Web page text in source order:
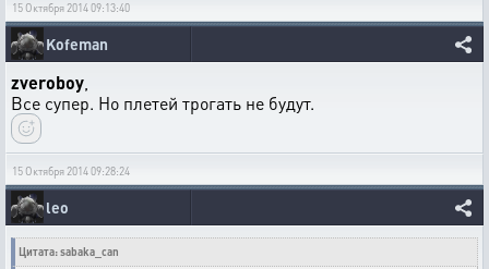
15 Октября 2014 09:13:40
Kofeman
zveroboy
Все супер. Но плетей трогать не будут.
15 Октября 2014 09:28:24
leo
Цитата: sabaka_can